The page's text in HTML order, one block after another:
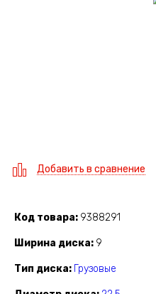
Добавить в сравнение
Код товара 9388291
Ширина диска 9
Тип диска Грузовые